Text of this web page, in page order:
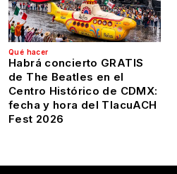
Qué hacer
Habrá concierto GRATIS
de The Beatles en el
Centro Histórico de CDMX:
fecha y hora del TlacuACH
Fest 2026